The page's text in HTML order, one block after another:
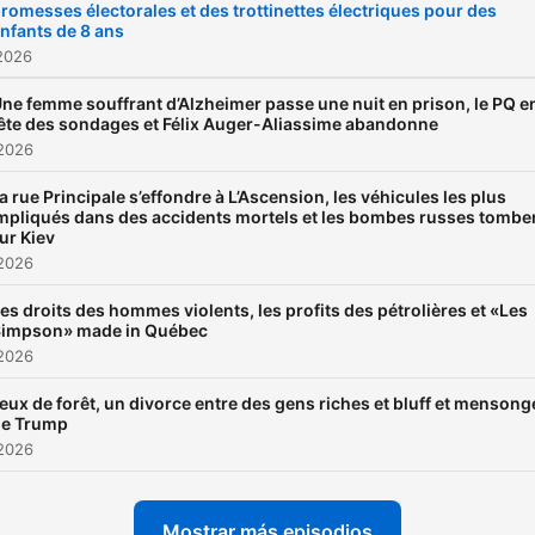
électorales et des trottinettes électriques pour des
de 8 ans
femme souffrant d’Alzheimer passe une nuit en prison, le PQ
des sondages et Félix Auger-Aliassime abandonne
rue Principale s’effondre à L’Ascension, les véhicules les plus
dans des accidents mortels et les bombes russes
Kiev
droits des hommes violents, les profits des pétrolières et «Les
made in Québec
de forêt, un divorce entre des gens riches et bluff et
Trump